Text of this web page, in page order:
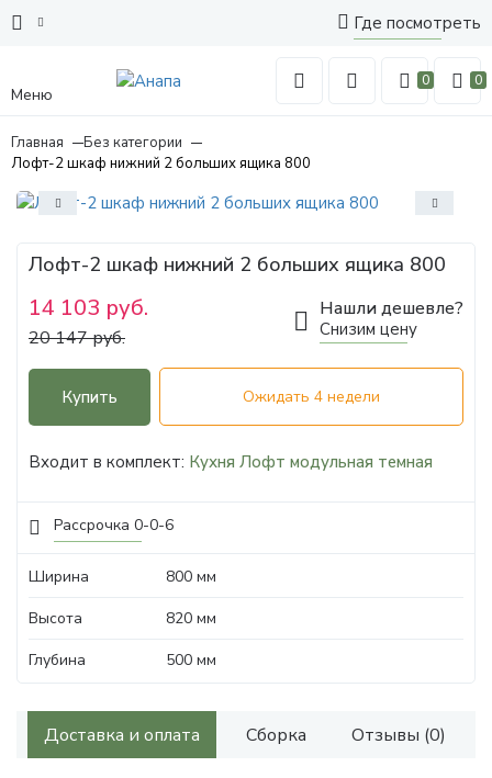
Где посмотреть
Меню
0 0
Главная
Без категории
Лофт-2 шкаф нижний 2 больших ящика 800
Рассрочка 0-0-6
Лофт-2 шкаф нижний 2 больших ящика 800
14 103 руб.
20 147 руб.
Нашли дешевле?
Снизим цену
Купить Ожидать 4 недели
Входит в комплект: Кухня Лофт модульная темная
Ширина
800 мм
Высота
820 мм
Глубина
500 мм
Доставка и оплата Сборка Отзывы (0)